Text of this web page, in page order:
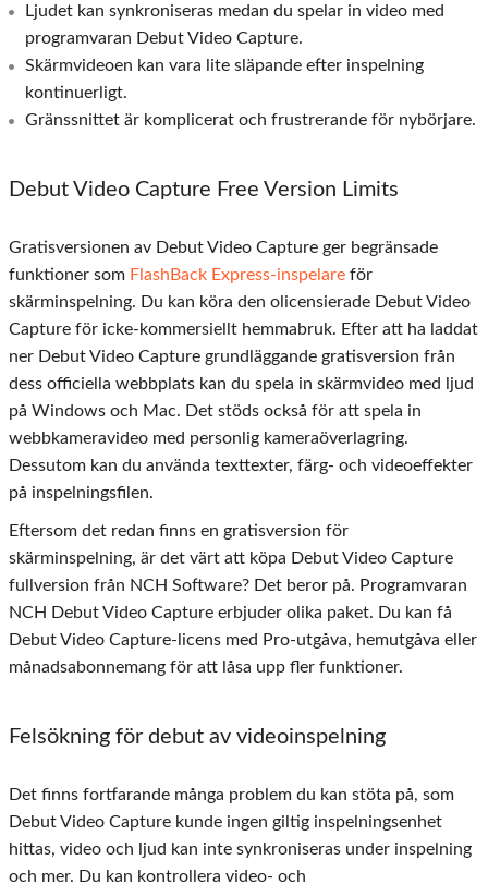
Ljudet kan synkroniseras medan du spelar in video med
programvaran Debut Video Capture.
Skärmvideoen kan vara lite släpande efter inspelning
kontinuerligt.
Gränssnittet är komplicerat och frustrerande för nybörjare.
Debut Video Capture Free Version Limits
Gratisversionen av Debut Video Capture ger begränsade
funktioner som FlashBack Express-inspelare för
skärminspelning. Du kan köra den olicensierade Debut Video
Capture för icke-kommersiellt hemmabruk. Efter att ha laddat
ner Debut Video Capture grundläggande gratisversion från
dess officiella webbplats kan du spela in skärmvideo med ljud
på Windows och Mac. Det stöds också för att spela in
webbkameravideo med personlig kameraöverlagring.
Dessutom kan du använda texttexter, färg- och videoeffekter
på inspelningsfilen.
Eftersom det redan finns en gratisversion för
skärminspelning, är det värt att köpa Debut Video Capture
fullversion från NCH Software? Det beror på. Programvaran
NCH Debut Video Capture erbjuder olika paket. Du kan få
Debut Video Capture-licens med Pro-utgåva, hemutgåva eller
månadsabonnemang för att låsa upp fler funktioner.
Felsökning för debut av videoinspelning
Det finns fortfarande många problem du kan stöta på, som
Debut Video Capture kunde ingen giltig inspelningsenhet
hittas, video och ljud kan inte synkroniseras under inspelning
och mer. Du kan kontrollera video- och